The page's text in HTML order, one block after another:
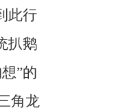
此行
扒鹅
”的
角龙